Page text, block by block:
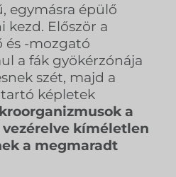
egymásra épülő
kezd. Először a
és -mozgató
a fák gyökérzónája
szét, majd a
képletek
a
kíméletlen
a megmaradt